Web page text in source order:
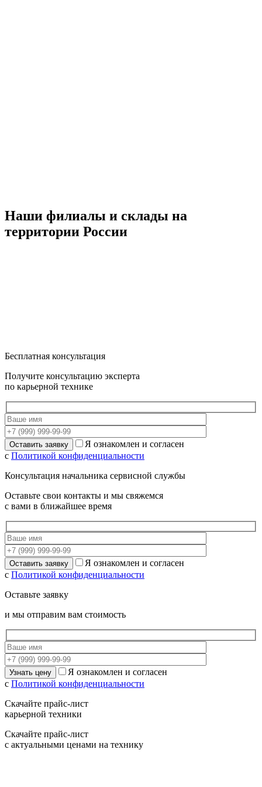
Наши филиалы и склады на
территории России
Бесплатная консультация
Получите консультацию эксперта
по карьерной технике
Я ознакомлен и согласен
с Политикой конфиденциальности
Консультация начальника сервисной службы
Оставьте свои контакты и мы свяжемся
с вами в ближайшее время
Я ознакомлен и согласен
с Политикой конфиденциальности
Оставьте заявку
и мы отправим вам стоимость
Я ознакомлен и согласен
с Политикой конфиденциальности
Скачайте прайс-лист
карьерной техники
Скачайте прайс-лист
с актуальными ценами на технику